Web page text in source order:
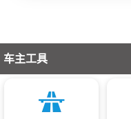
车主工具